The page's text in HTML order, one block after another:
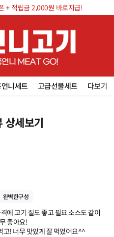
+ 적립금 2,000원 바로지급!
니세트 고급선물세트 다보기
상세보기
완벽한구성
에 고기 질도 좋고 필요 소스도 같이
좋아요!
고! 너무 맛있게 잘 먹었어요^^